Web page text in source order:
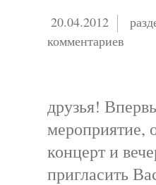
20.04.2012
комментариев
друзья!
мероприятие,
концерт и
пригласить